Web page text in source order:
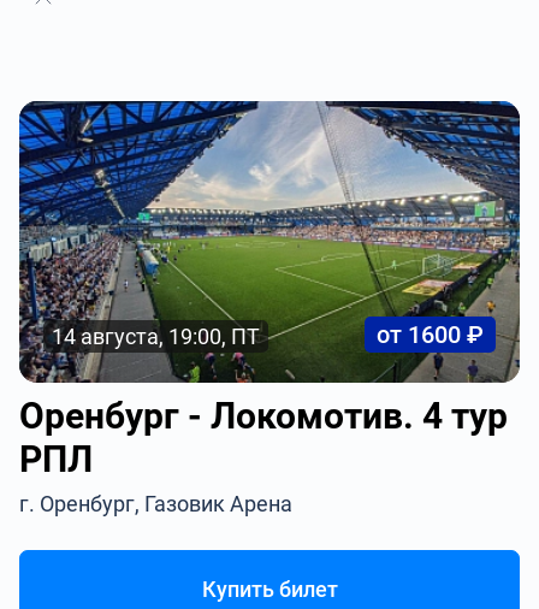
14 августа, 19:00, ПТ от 1600 ₽
Оренбург - Локомотив. 4 тур
РПЛ
г. Оренбург, Газовик Арена
Купить билет